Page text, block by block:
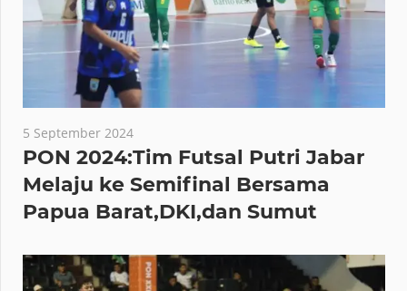
5 September 2024
PON 2024:Tim Futsal Putri Jabar
Melaju ke Semifinal Bersama
Papua Barat,DKI,dan Sumut